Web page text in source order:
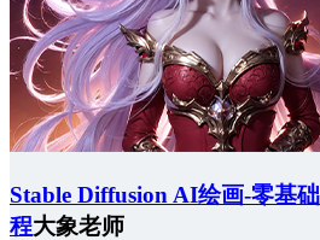
Stable Diffusion AI绘画-零基
程大象老师